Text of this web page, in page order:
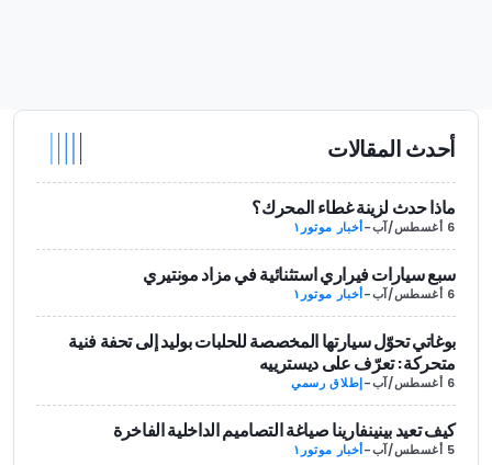
أحدث المقالات
ماذا حدث لزينة غطاء المحرك؟
6 أغسطس/آب -أخبار موتور١
سبع سيارات فيراري استثنائية في مزاد مونتيري
6 أغسطس/آب -أخبار موتور١
بوغاتي تحوّل سيارتها المخصصة للحلبات بوليد إلى تحفة فنية
متحركة: تعرّف على ديسترييه
6 أغسطس/آب -إطلاق رسمي
كيف تعيد بينينفارينا صياغة التصاميم الداخلية الفاخرة
5 أغسطس/آب -أخبار موتور١